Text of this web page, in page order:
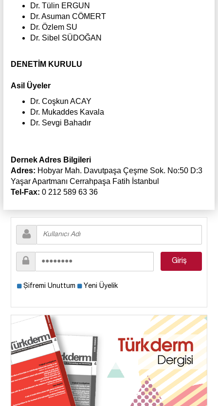
Dr. Tülin ERGUN
Dr. Asuman CÖMERT
Dr. Özlem SU
Dr. Sibel SÜDOĞAN
DENETİM KURULU
Asil Üyeler
Dr. Coşkun ACAY
Dr. Mukaddes Kavala
Dr. Sevgi Bahadır
Dernek Adres Bilgileri
Adres: Hobyar Mah. Davutpaşa Çeşme Sok. No:50 D:3
Yaşar Apartmanı Cerrahpaşa Fatih İstanbul
Tel-Fax: 0 212 589 63 36
Şifremi Unuttum Yeni Üyelik